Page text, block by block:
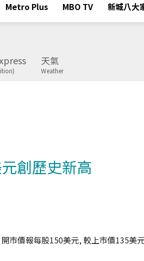
Metro Plus MBO TV 新城八大
天氣
Weather
創歷史新高
市價報每股150美元, 較上市價135美